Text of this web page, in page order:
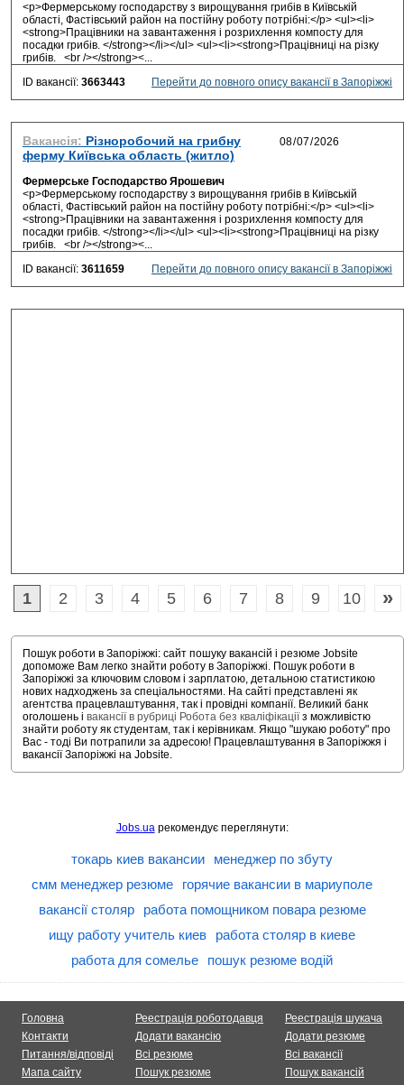
<p>Фермерському господарству з вирощування грибів в Київській
області, Фастівський район на постійну роботу потрібні:</p> <ul><li>
<strong>Працівники на завантаження і розрихлення компосту для
посадки грибів. </strong></li></ul> <ul><li><strong>Працівниці на різку
грибів. <br /></strong><...
ID вакансії: 3663443 Перейти до повного опису вакансії в Запоріжжі
Вакансія: Різноробочий на грибну
ферму Київська область (житло)
Фермерське Господарство Ярошевич
<p>Фермерському господарству з вирощування грибів в Київській
області, Фастівський район на постійну роботу потрібні:</p> <ul><li>
<strong>Працівники на завантаження і розрихлення компосту для
посадки грибів. </strong></li></ul> <ul><li><strong>Працівниці на різку
грибів. <br /></strong><...
ID вакансії: 3611659 Перейти до повного опису вакансії в Запоріжжі
1 2 3 4 5 6 7 8 9 10 »
Пошук роботи в Запоріжжі: сайт пошуку вакансій і резюме Jobsite
допоможе Вам легко знайти роботу в Запоріжжі. Пошук роботи в
Запоріжжі за ключовим словом і зарплатою, детальною статистикою
нових надходжень за спеціальностями. На сайті представлені як
агентства працевлаштування, так і провідні компанії. Великий банк
оголошень і вакансії в рубриці Робота без кваліфікаціїз можливістю
знайти роботу як студентам, так і керівникам. Якщо "шукаю роботу" про
Вас - тоді Ви потрапили за адресою! Працевлаштування в Запоріжжя і
вакансії Запоріжжі на Jobsite.
Jobs.uaрекомендує переглянути:
токарь киев вакансии
менеджер по збуту
смм менеджер резюме
горячие вакансии в мариуполе
вакансії столяр
работа помощником повара резюме
ищу работу учитель киев
работа столяр в киеве
работа для сомелье
пошук резюме водій
Головна
Контакти
Питання/відповіді
Мапа сайту
Реестрація роботодавця
Додати вакансію
Всі резюме
Пошук резюме
Реестрація шукача
Додати резюме
Всі вакансії
Пошук вакансій